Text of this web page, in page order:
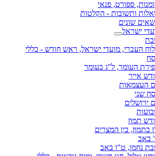
ספורט, פנאי
ותשובות - הקלטות
שונים
ישראל
העברי, מועדי ישראל, ראש חודש - כללי
העומר, ל"ג בעומר
אייר
העצמאות
שני
ירושלים
תמוז
בתמוז, בין המצרים
באב
נחמו, ט"ו באב